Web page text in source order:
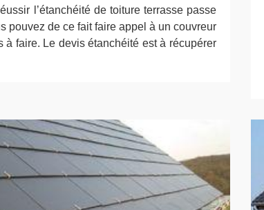
l’étanchéité de toiture terrasse passe
pouvez de ce fait faire appel à un couvreur
à faire. Le devis étanchéité est à récupérer